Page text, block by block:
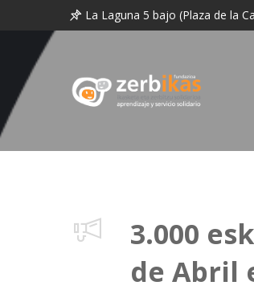
La Laguna 5 bajo (Plaza de la
3.000
de Abril